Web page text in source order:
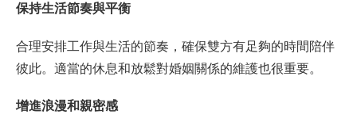
保持生活節奏與平衡
合理安排工作與生活的節奏，確保雙方有足夠的時間陪伴
彼此。適當的休息和放鬆對婚姻關係的維護也很重要。
增進浪漫和親密感